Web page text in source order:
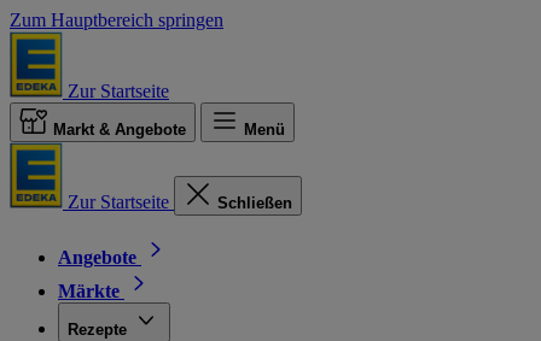
Zum Hauptbereich springen
Zur Startseite
Markt & Angebote Menü
Zur Startseite Schließen
Angebote
Märkte
Rezepte